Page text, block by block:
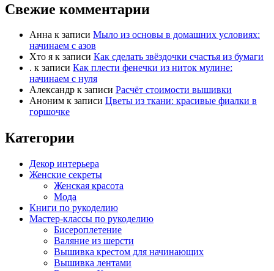
Свежие комментарии
Анна к записи Мыло из основы в домашних условиях:
начинаем с азов
Хто я к записи Как сделать звёздочки счастья из бумаги
. к записи Как плести фенечки из ниток мулине:
начинаем с нуля
Александр к записи Расчёт стоимости вышивки
Аноним к записи Цветы из ткани: красивые фиалки в
горшочке
Категории
Декор интерьера
Женские секреты
Женская красота
Мода
Книги по рукоделию
Мастер-классы по рукоделию
Бисероплетение
Валяние из шерсти
Вышивка крестом для начинающих
Вышивка лентами